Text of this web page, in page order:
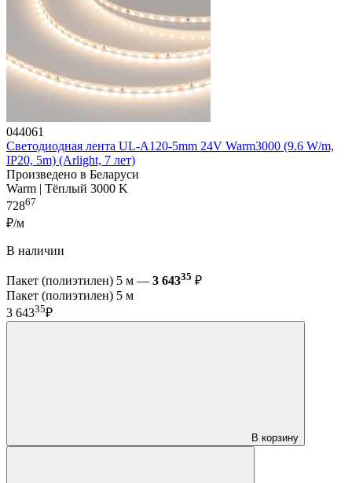
044061
Светодиодная лента UL-A120-5mm 24V Warm3000 (9.6 W/m,
IP20, 5m) (Arlight, 7 лет)
Произведено в Беларуси
Warm | Тёплый 3000 K
72867
₽/м
В наличии
Пакет (полиэтилен) 5 м — 3 64335 ₽
Пакет (полиэтилен) 5 м
3 64335₽
В корзину